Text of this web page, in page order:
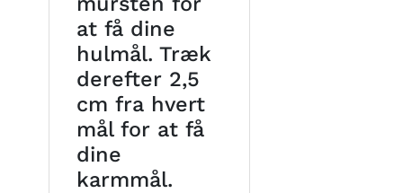
at få dine
hulmål. Træk
derefter 2,5
cm fra hvert
mål for at få
dine
karmmål.